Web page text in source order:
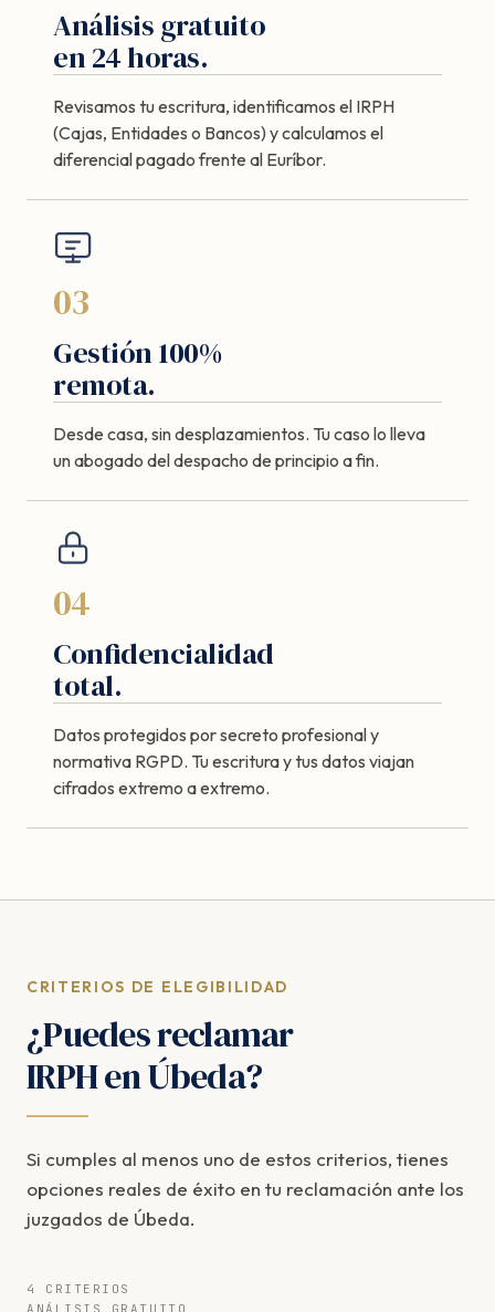
Análisis gratuito
en 24 horas.
Revisamos tu escritura, identificamos el IRPH
(Cajas, Entidades o Bancos) y calculamos el
diferencial pagado frente al Euríbor.
03
Gestión 100%
remota.
Desde casa, sin desplazamientos. Tu caso lo lleva
un abogado del despacho de principio a fin.
04
Confidencialidad
total.
Datos protegidos por secreto profesional y
normativa RGPD. Tu escritura y tus datos viajan
cifrados extremo a extremo.
CRITERIOS DE ELEGIBILIDAD
¿Puedes reclamar
IRPH en Úbeda?
Si cumples al menos uno de estos criterios, tienes
opciones reales de éxito en tu reclamación ante los
juzgados de Úbeda.
4 CRITERIOS
ANÁLISIS GRATUITO